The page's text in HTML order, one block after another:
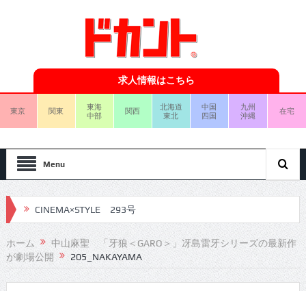
求人情報はこちら
東京 関東
東海
中部
関西
北海道
東北
中国
四国
九州
沖縄
在宅
Menu
CINEMA×STYLE 293号
CINEMA×STYLE 292号
CINEMA×STYLE 291号
ホーム
中山麻聖 「牙狼＜GARO＞」冴島雷牙シリーズの最新作
が劇場公開
205_NAKAYAMA